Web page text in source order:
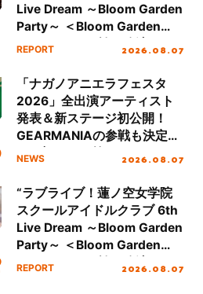
Live Dream ～Bloom Garden
Party～ ＜Bloom Garden
Party Stage／埼玉公演＞”
REPORT 2026.08.07
「ナガノアニエラフェスタ
2026」全出演アーティスト
発表＆新ステージ初公開！
GEARMANIAの参戦も決定
し、初となる第3ステージの
NEWS 2026.08.07
“ラブライブ！蓮ノ空女学院
スクールアイドルクラブ 6th
Live Dream ～Bloom Garden
Party～ ＜Bloom Garden
Party Stage／埼玉公演＞”
REPORT 2026.08.07